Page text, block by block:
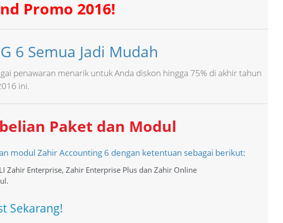
Promo 2016!
6 Semua Jadi Mudah
penawaran menarik untuk Anda diskon hingga 75% di akhir tahun
ini.
Paket dan Modul
modul Zahir Accounting 6 dengan ketentuan sebagai berikut:
Zahir Enterprise, Zahir Enterprise Plus dan Zahir Online
Sekarang!